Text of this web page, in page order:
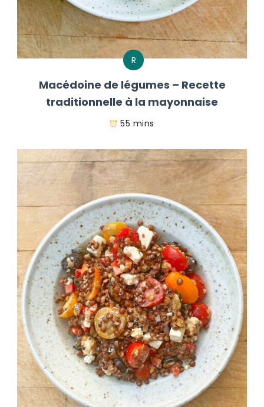
R
Macédoine de légumes – Recette
traditionnelle à la mayonnaise
55 mins